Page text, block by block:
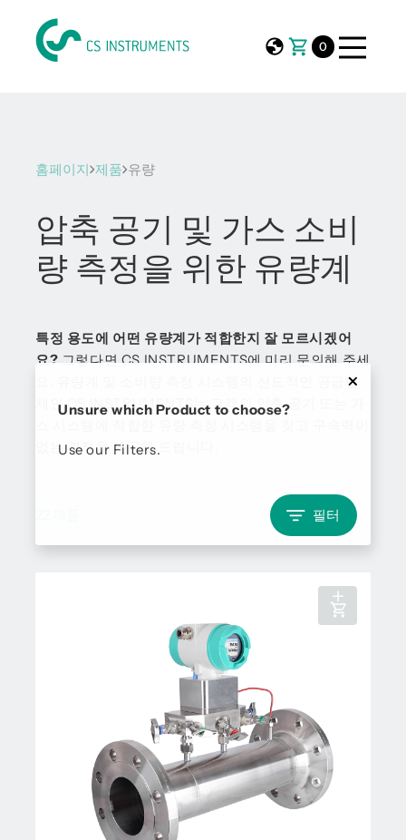
0
홈페이지 제품 유량
압축 공기 및 가스 소비
량 측정을 위한 유량계
특정 용도에 어떤 유량계가 적합한지 잘 모르시겠어
요? 그렇다면 CS INSTRUMENTS에 미리 문의해 주세
요. 유량계 및 소비량 측정 시스템의 선도적인 공급업
체인 CS INSTRUMENTS는 고객의 압축 공기 또는 가
없는 견적을 제공해 드립니다.
Unsure which Product to choose?
Use our Filters.
필터